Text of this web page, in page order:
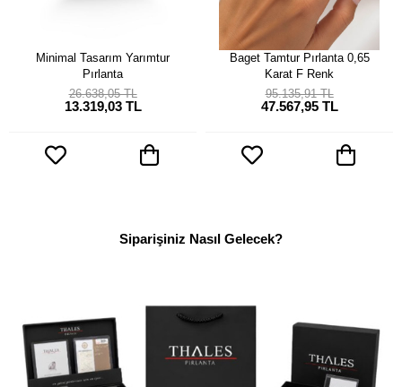
Minimal Tasarım Yarımtur
Pırlanta
13.319,03 TL
26.638,05 TL
Baget Tamtur Pırlanta 0,65
Karat F Renk
47.567,95 TL
95.135,91 TL
Siparişiniz Nasıl Gelecek?